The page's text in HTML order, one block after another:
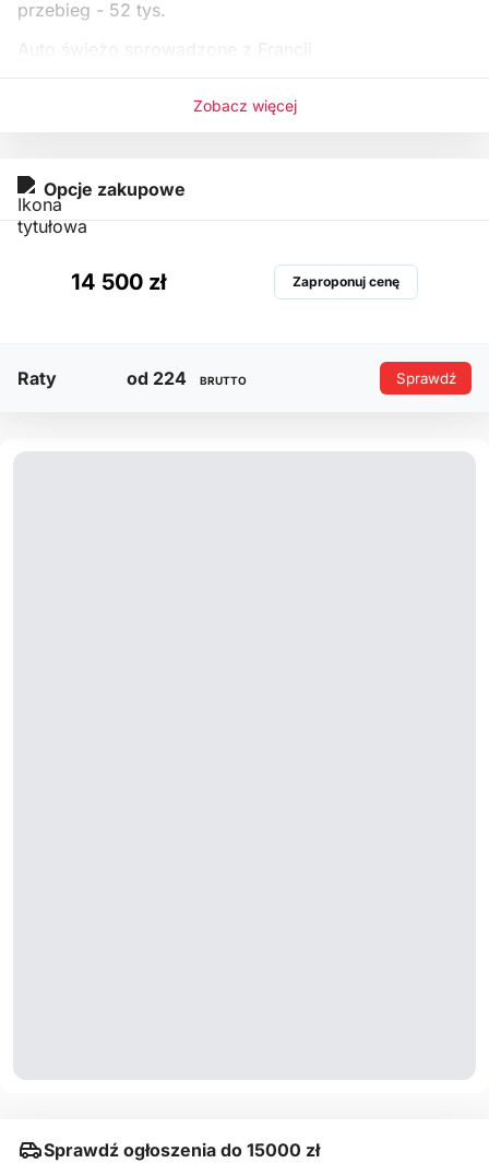
przebieg - 52 tys.
Auto świeżo sprowadzone z Francji
Wnętrze zadbane , utrzymane w
Zobacz więcej
Opcje zakupowe
14 500 zł Zaproponuj cenę
Raty od 224 BRUTTO Sprawdź
Sprawdź ogłoszenia do 15000 zł